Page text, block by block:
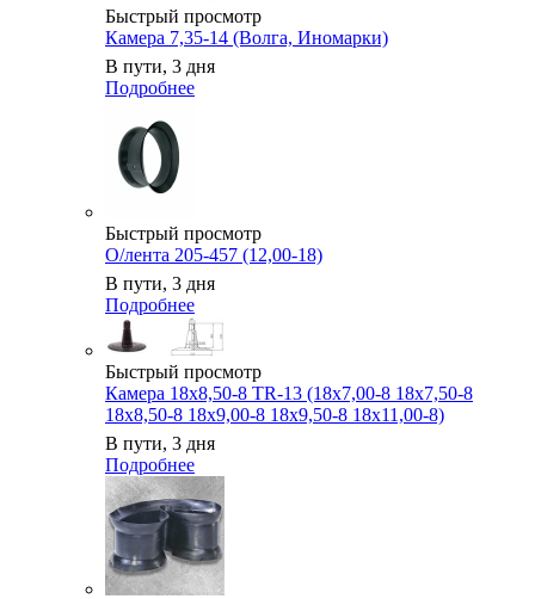
Быстрый просмотр
Камера 7,35-14 (Волга, Иномарки)
В пути, 3 дня
Подробнее
Быстрый просмотр
О/лента 205-457 (12,00-18)
В пути, 3 дня
Подробнее
Быстрый просмотр
Камера 18x8,50-8 TR-13 (18x7,00-8 18x7,50-8
18x8,50-8 18x9,00-8 18x9,50-8 18x11,00-8)
В пути, 3 дня
Подробнее